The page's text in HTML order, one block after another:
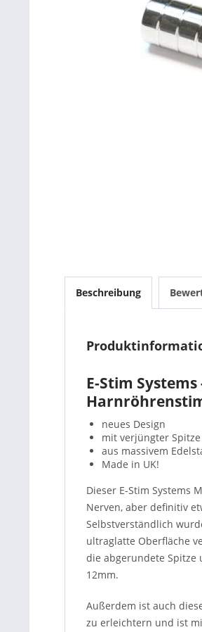
Beschreibung
E-Stim
neues Design
mit verjüngter Spitze
aus massivem
Made in UK!
Dieser E-Stim Systems
Nerven, aber definitiv
Selbstverständlich
ultraglatte Oberfläche
die abgerundete Spitze
12mm.
Außerdem ist auch
zu erleichtern und ist